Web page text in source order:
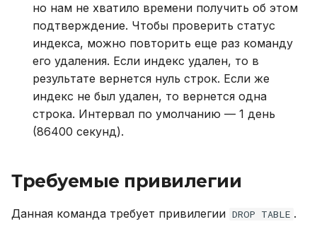
но нам не хватило времени получить об этом
подтверждение. Чтобы проверить статус
индекса, можно повторить еще раз команду
его удаления. Если индекс удален, то в
результате вернется нуль строк. Если же
индекс не был удален, то вернется одна
строка. Интервал по умолчанию — 1 день
(86400 секунд).
Требуемые привилегии
Данная команда требует привилегии DROP TABLE .